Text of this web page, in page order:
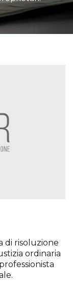
di risoluzione
ordinaria